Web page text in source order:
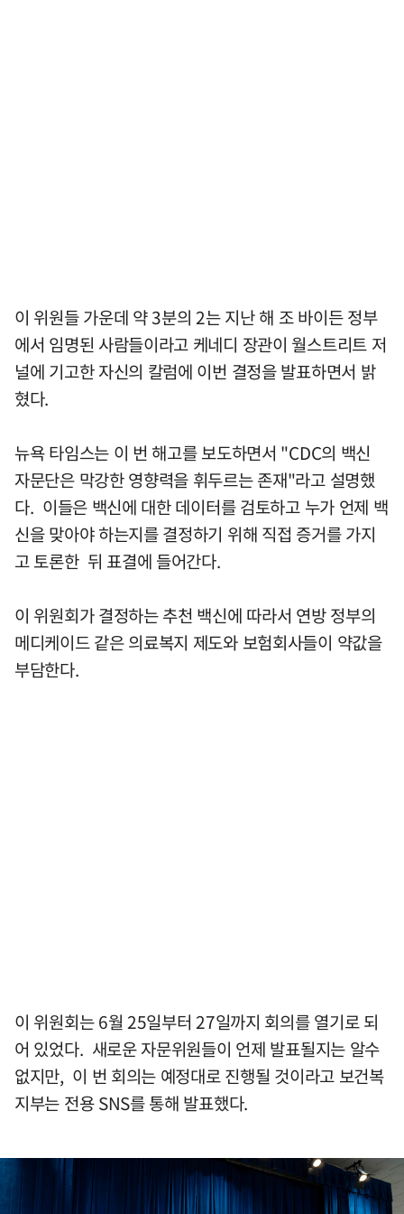
이 위원들 가운데 약 3분의 2는 지난 해 조 바이든 정부
에서 임명된 사람들이라고 케네디 장관이 월스트리트 저
널에 기고한 자신의 칼럼에 이번 결정을 발표하면서 밝
혔다.
뉴욕 타임스는 이 번 해고를 보도하면서 "CDC의 백신
자문단은 막강한 영향력을 휘두르는 존재"라고 설명했
다. 이들은 백신에 대한 데이터를 검토하고 누가 언제 백
신을 맞아야 하는지를 결정하기 위해 직접 증거를 가지
고 토론한 뒤 표결에 들어간다.
이 위원회가 결정하는 추천 백신에 따라서 연방 정부의
메디케이드 같은 의료복지 제도와 보험회사들이 약값을
부담한다.
이 위원회는 6월 25일부터 27일까지 회의를 열기로 되
어 있었다. 새로운 자문위원들이 언제 발표될지는 알수
없지만, 이 번 회의는 예정대로 진행될 것이라고 보건복
지부는 전용 SNS를 통해 발표했다.